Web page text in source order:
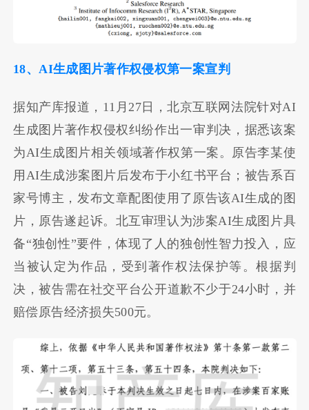
18、AI生成图片著作权侵权第一案宣判
据知产库报道，11月27日，北京互联网法院针对AI
生成图片著作权侵权纠纷作出一审判决，据悉该案
为AI生成图片相关领域著作权第一案。原告李某使
用AI生成涉案图片后发布于小红书平台；被告系百
家号博主，发布文章配图使用了原告该AI生成的图
片，原告遂起诉。北互审理认为涉案AI生成图片具
备“独创性”要件，体现了人的独创性智力投入，应
当被认定为作品，受到著作权法保护等。根据判
决，被告需在社交平台公开道歉不少于24小时，并
赔偿原告经济损失500元。